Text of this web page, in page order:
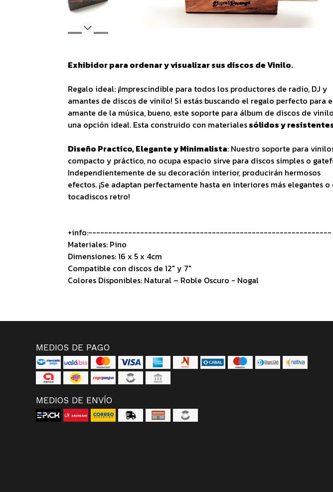
Exhibidor para ordenar y visualizar sus discos de Vinilo.
Regalo ideal: ¡Imprescindible para todos los productores de radio, DJ y
amantes de discos de vinilo! Si estás buscando el regalo perfecto para
amante de la música, bueno, este soporte para álbum de discos de
una opción ideal. Esta construido con materialessólidos y
Diseño Practico, Elegante y Minimalista: Nuestro soporte para
compacto y práctico, no ocupa espacio sirve para discos simples o
Independientemente de su decoración interior, producirán hermosos
efectos. ¡Se adaptan perfectamente hasta en interiores más elegantes o
tocadiscos retro!
+info:-------------------------------------------------------------
Materiales: Pino
Dimensiones: 16 x 5 x 4cm
Compatible con discos de 12" y 7"
Colores Disponibles: Natural – Roble Oscuro - Nogal
MEDIOS DE PAGO
MEDIOS DE ENVÍO